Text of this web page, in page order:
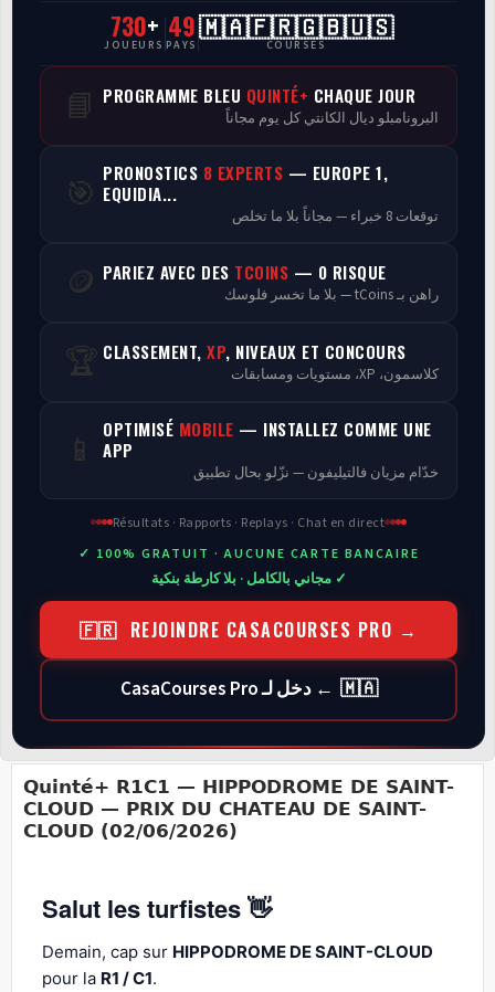
CasaCourses Pro
Resultats/Rapport CPCs
Discussion
Programmes
730+
JOUEURS
49
PAYS
🇲🇦🇫🇷🇬🇧🇺🇸
COURSES
📘 PROGRAMME BLEU QUINTÉ+ CHAQUE JOUR
البرونامبلو ديال الكانتي كل يوم مجاناً
🎯 PRONOSTICS 8 EXPERTS — EUROPE 1,
EQUIDIA...
توقعات 8 خبراء — مجاناً بلا ما تخلص
🪙 PARIEZ AVEC DES TCOINS — 0 RISQUE
راهن بـ tCoins — بلا ما تخسر فلوسك
🏆 CLASSEMENT, XP, NIVEAUX ET CONCOURS
كلاسمون، XP، مستويات ومسابقات
📱 OPTIMISÉ MOBILE — INSTALLEZ COMME UNE
APP
خدّام مزيان فالتيليفون — نزّلو بحال تطبيق
Résultats · Rapports · Replays · Chat en direct
✓ 100% GRATUIT · AUCUNE CARTE BANCAIRE
✓ مجاني بالكامل · بلا كارطة بنكية
🇫🇷 REJOINDRE CASACOURSES PRO →
🇲🇦 ← دخل لـ CasaCourses Pro
Quinté+ R1C1 — HIPPODROME DE SAINT-
CLOUD — PRIX DU CHATEAU DE SAINT-
CLOUD (02/06/2026)
Salut les turfistes 👋
Demain, cap sur HIPPODROME DE SAINT-CLOUD
pour la R1 / C1.